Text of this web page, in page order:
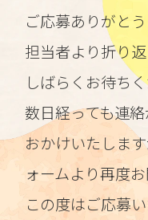
ご応募ありがとう
担当者より折り
しばらくお待ちく
数日経っても連
おかけいたしま
ォームより再度
この度はご応募